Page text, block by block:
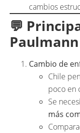
cambios
💬
Paulmann
Cambio de
Chile
poco en
Se
más